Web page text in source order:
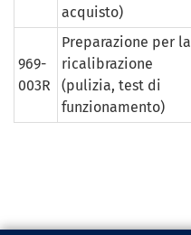
acquisto)
969-
003R
Preparazione per la
ricalibrazione
(pulizia, test di
funzionamento)